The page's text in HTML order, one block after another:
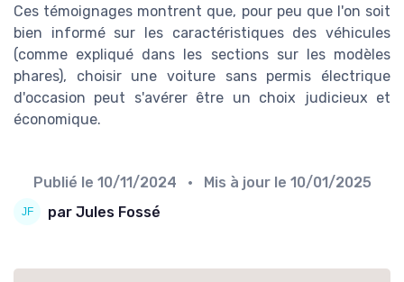
Ces témoignages montrent que, pour peu que l'on soit
bien informé sur les caractéristiques des véhicules
(comme expliqué dans les sections sur les modèles
phares), choisir une voiture sans permis électrique
d'occasion peut s'avérer être un choix judicieux et
économique.
Publié le 10/11/2024 • Mis à jour le 10/01/2025
par Jules Fossé